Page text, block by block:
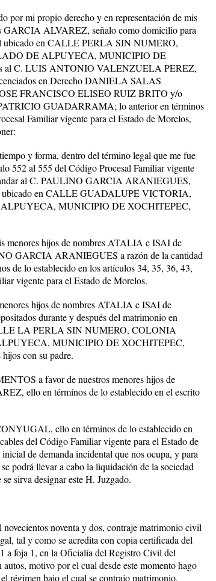
por mi propio derecho y en representación de mis
ALVAREZ, señalo como domicilio para
en CALLE PERLA SIN NUMERO,
DE ALPUYECA, MUNICIPIO DE
al C. LUIS ANTONIO VALENZUELA PEREZ,
en DerechoDANIELA SALAS
FRANCISCO ELISEO RUIZ BRITO y/o
GUADARRAMA; lo anterior en términos
Familiar vigente para el Estado de Morelos,
y forma, dentro del término legal que me fue
552 al 555 del Código Procesal Familiar vigente
al C. PAULINO GARCIA ARANIEGUES,
en CALLE GUADALUPE VICTORIA,
MUNICIPIO DE XOCHITEPEC,
menores hijos de nombres ATALIA e ISAI de
GARCIA ARANIEGUES a razón de la cantidad
de lo establecido en los artículos 34, 35, 36, 43,
vigente para el Estado de Morelos.
hijos de nombres ATALIA e ISAI de
durante y después del matrimonio en
LA PERLA SIN NUMERO, COLONIA
MUNICIPIO DE XOCHITEPEC,
con su padre.
a favor de nuestros menores hijos de
ello en términos de lo establecido en el escrito
ello en términos de lo establecido en
del Código Familiar vigente para el Estado de
de demanda incidental que nos ocupa, y para
podrá llevar a cabo la liquidación de la sociedad
sirva designar este H. Juzgado.
noventa y dos, contraje matrimonio civil
tal y como se acredita con copia certificada del
a foja 1, en la Oficialía del Registro Civil del
motivo por el cual desde este momento hago
régimen bajo el cual se contrajo matrimonio,